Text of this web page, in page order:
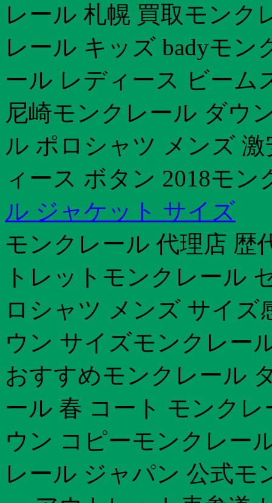
レール 札幌 買取モンク
レール キッズ badyモ
ール レディース ビーム
尼崎モンクレール ダウ
ル ポロシャツ メンズ
ィース ボタン 2018モ
ル ジャケット サイズ
モンクレール 代理店 歴
トレットモンクレール
ロシャツ メンズ サイ
ウン サイズモンクレー
おすすめモンクレール
ール 春 コート モンク
ウン コピーモンクレー
レール ジャパン 公式モ